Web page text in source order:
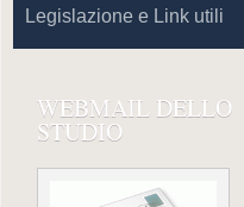
Legislazione e Link utili
WEBMAIL DELLO
STUDIO